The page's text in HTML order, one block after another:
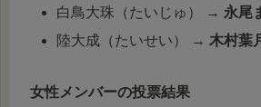
白鳥大珠（たいじゅ） → 永尾
陸大成（たいせい） →木村葉
女性メンバーの投票結果